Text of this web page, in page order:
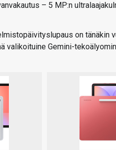
– 5 MP:n
on tänäkin
valikoituine Gemini-